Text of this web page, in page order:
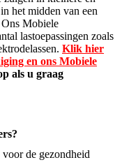
het midden van een
Mobiele
lastoepassingen zoals
Klik hier
en ons Mobiele
als u graag
de gezondheid